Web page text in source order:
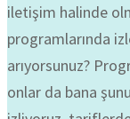
iletişim halinde
programlarında
arıyorsunuz?
onlar da bana